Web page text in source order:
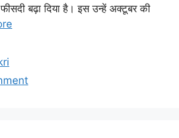
बढ़ा दिया है। इस उन्हें अक्टूबर की